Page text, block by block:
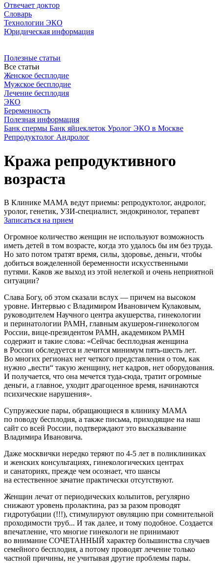
Отвечает доктор
Словарь
Технологии ЭКО
Юридическая информация
Полезные статьи
Все статьи
Женское бесплодие
Мужское бесплодие
Лечение бесплодия
ЭКО
Беременность
Полезная информация
Банк спермы Банк яйцеклеток Уролог ЭКО в Москве
Репродуктолог Андролог
Кража репродуктивного
возраста
В Клинике МАМА ведут приемы: репродуктолог, андролог,
уролог, генетик, УЗИ-специалист, эндокринолог, терапевт
Записаться на прием
Огромное количество женщин не используют возможность
иметь детей в том возрасте, когда это удалось бы им без труда.
Но зато потом тратят время, силы, здоровье, деньги, чтобы
добиться вожделенной беременности искусственными
путями. Каков же выход из этой нелегкой и очень неприятной
ситуации?
Слава Богу, об этом сказали вслух — причем на высоком
уровне. Интервью с Владимиром Ивановичем Кулаковым,
руководителем Научного центра акушерства, гинекологии
и перинатологии РАМН, главным акушером-гинекологом
России, вице-президентом РАМН, академиком РАМН
содержит и такие слова: «Сейчас бесплодная женщина
в России обследуется и лечится минимум пять-шесть лет.
Во многих регионах нет четкого представления о том, как
нужно „вести“ такую женщину, нет кадров, нет оборудования.
И получается, что она мечется туда-сюда, тратит огромные
деньги, а главное, уходит драгоценное время, начинаются
психические нарушения».
Супружеские пары, обращающиеся в клинику МАМА
по поводу бесплодия, а также письма, приходящие на наш
сайт со всей России, подтверждают это высказывание
Владимира Ивановича.
Даже москвички нередко теряют по 4-5 лет в поликлиниках
и женских консультациях, гинекологических центрах
и санаториях, прежде чем осознает, что шансы
на естественное зачатие практически отсутствуют.
Женщин лечат от периодических кольпитов, регулярно
снижают уровень пролактина, раз за разом проводят
гидротубации (!!!), стимулируют овуляцию при сомнительной
проходимости труб... И так далее, и тому подобное. Создается
впечатление, что многие гинекологи не принимают
во внимание СОЧЕТАННЫЙ характер большинства случаев
семейного бесплодия, а потому проводят лечение только
частной причины, не учитывая другие проблемы пары.